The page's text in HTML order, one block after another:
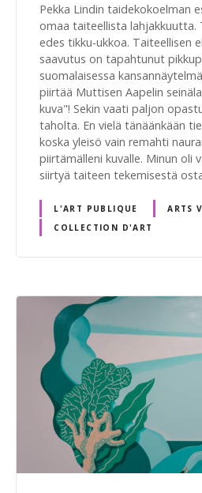
Pekka Lindin taidekokoelman
omaa taiteellista lahjakkuutta.
edes tikku-ukkoa. Taiteellisen
saavutus on tapahtunut
suomalaisessa
piirtää Muttisen Aapelin
kuva"! Sekin vaati paljon
taholta. En vielä tänäänkään
koska yleisö vain remahti
piirtämälleni kuvalle. Minun oli
siirtyä taiteen tekemisestä
L'ART PUBLIQUE ARTS
COLLECTION D'ART